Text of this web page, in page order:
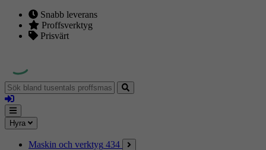
Snabb leverans
Proffsverktyg
Prisvärt
Sök
bland
tusentals
proffsmaskiner
Logga
in
Mina
sidor
Meny
Hyra
Maskin och verktyg 434